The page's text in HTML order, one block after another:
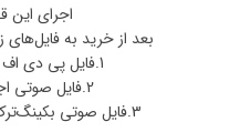
اجرای این
بعد از خرید به
1.فایل پی دی اف نت بهت قول میدم
2.فایل صوتی اجرا بهت قول میدم
3.فایل صوتی بکینگ‌ترک همراهی بهت قول میدم